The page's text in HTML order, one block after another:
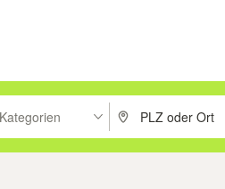
suchen, oder Vorschläge mit den
PLZ oder Ort